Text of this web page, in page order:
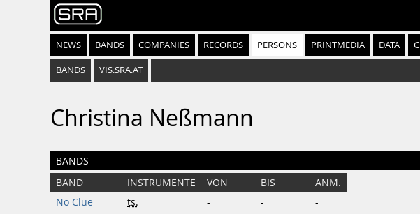
NEWS BANDS COMPANIES RECORDS PERSONS PRINTMEDIA DATA
BANDS VIS.SRA.AT
Christina Neßmann
BANDS
BAND INSTRUMENTE VON BIS
ANM.
No Clue
ts. - -
-